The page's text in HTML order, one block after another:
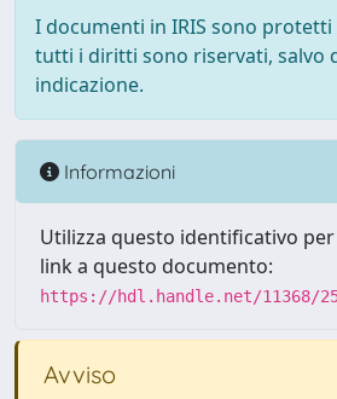
I documenti in IRIS sono
tutti i diritti sono riservati, salvo
indicazione.
Informazioni
Utilizza questo identificativo
link a questo documento:
https://hdl.handle.net/11368/
Avviso